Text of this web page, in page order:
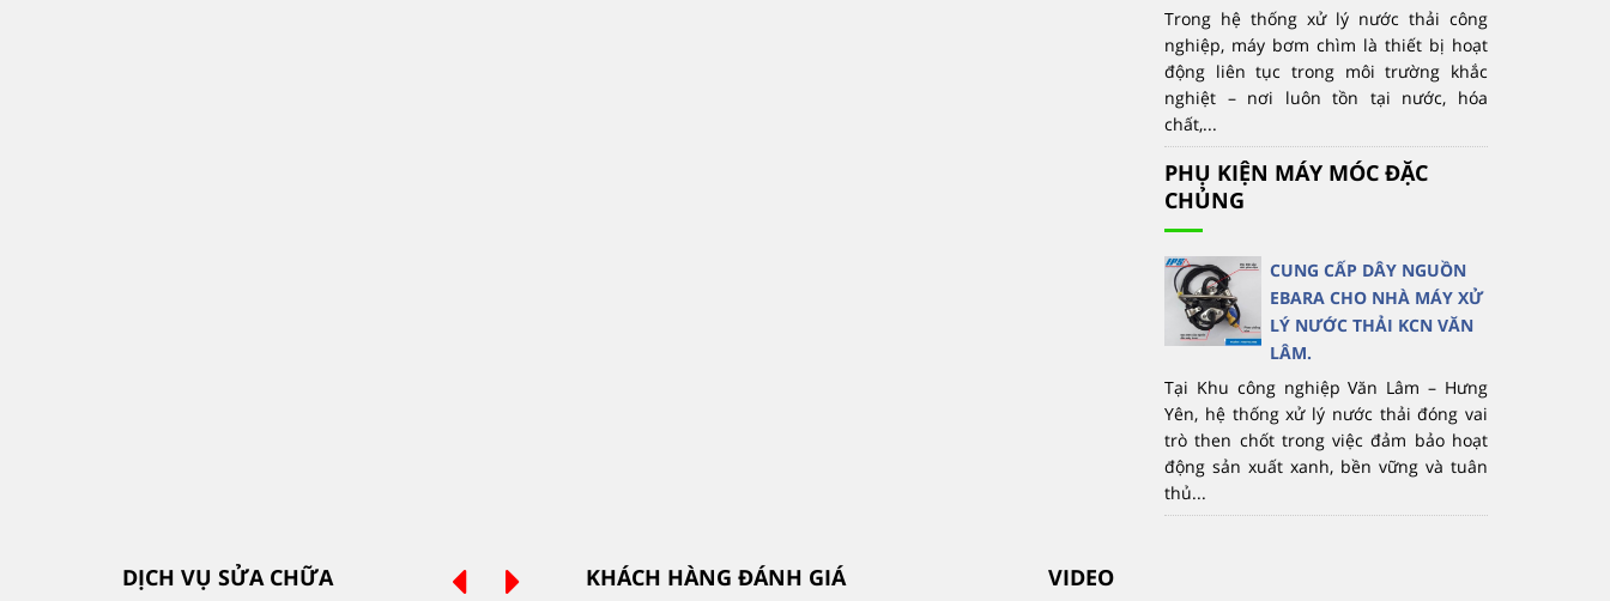
Trong hệ thống xử lý nước thải công
nghiệp, máy bơm chìm là thiết bị hoạt
động liên tục trong môi trường khắc
nghiệt – nơi luôn tồn tại nước, hóa
chất,...
PHỤ KIỆN MÁY MÓC ĐẶC
CHỦNG
CUNG CẤP DÂY NGUỒN
EBARA CHO NHÀ MÁY XỬ
LÝ NƯỚC THẢI KCN VĂN
LÂM.
Tại Khu công nghiệp Văn Lâm – Hưng
Yên, hệ thống xử lý nước thải đóng vai
trò then chốt trong việc đảm bảo hoạt
động sản xuất xanh, bền vững và tuân
thủ...
DỊCH VỤ SỬA CHỮA KHÁCH HÀNG ĐÁNH GIÁ VIDEO